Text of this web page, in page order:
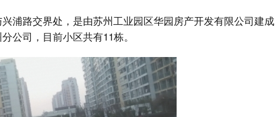
浦路交界处，是由苏州工业园区华园房产开发有限公司建成
公司，目前小区共有11栋。